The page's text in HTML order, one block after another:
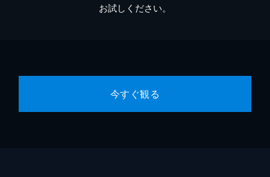
お試しください。
今すぐ観る